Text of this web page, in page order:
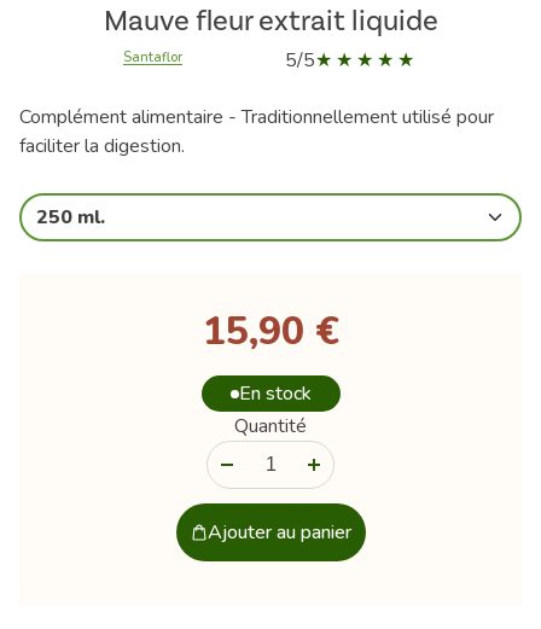
Mauve fleur extrait liquide
Santaflor 5/5
Complément alimentaire - Traditionnellement utilisé pour
faciliter la digestion.
250 ml.
15,90 €
En stock
Quantité
Ajouter au panier